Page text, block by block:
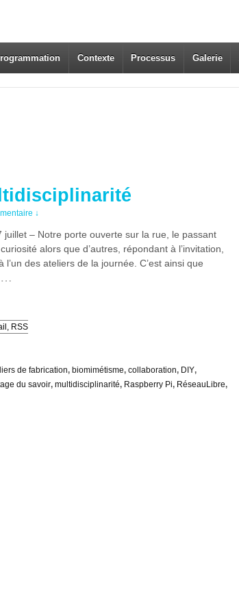
Contexte Processus Galerie
↓
juillet – Notre porte ouverte sur la rue, le passant
alors que d’autres, répondant à l’invitation,
l’un des ateliers de la journée. C’est ainsi que
…
de fabrication, biomimétisme, collaboration, DIY,
du savoir, multidisciplinarité, Raspberry Pi, RéseauLibre,